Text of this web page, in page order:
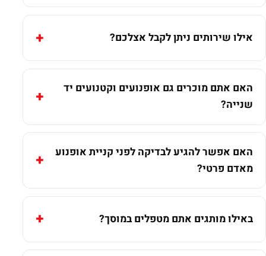
אילו שירותים ניתן לקבל אצלכם?
האם אתם מוכרים גם אופנועים וקטנועים יד
שנייה?
האם אפשר להגיע לבדיקה לפני קניית אופנוע
מאדם פרטי?
באילו מותגים אתם מטפלים במוסך?